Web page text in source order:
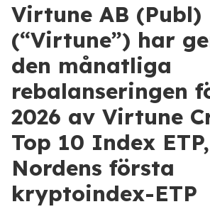
Virtune AB (Publ)
(“Virtune”) har
den månatliga
rebalanseringen
2026 av Virtune
Top 10 Index ETP,
Nordens första
kryptoindex-ETP